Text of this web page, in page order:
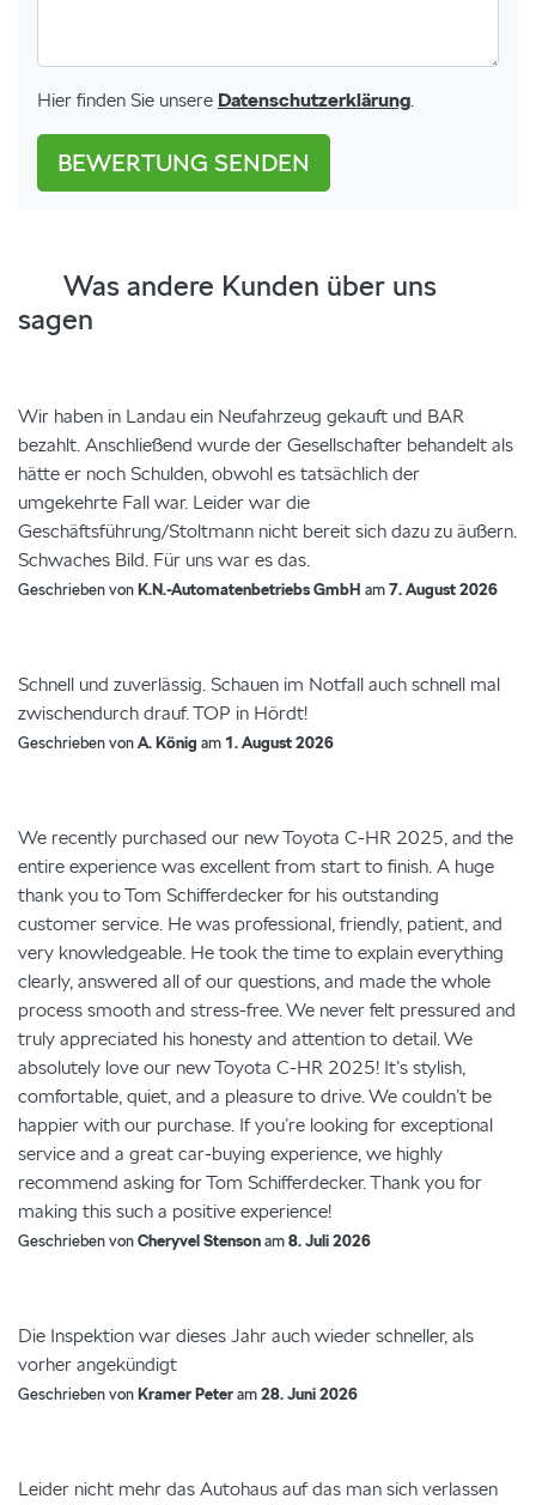
Hier finden Sie unsere Datenschutzerklärung.
BEWERTUNG SENDEN
Was andere Kunden über uns
sagen
Wir haben in Landau ein Neufahrzeug gekauft und BAR
bezahlt. Anschließend wurde der Gesellschafter behandelt als
hätte er noch Schulden, obwohl es tatsächlich der
umgekehrte Fall war. Leider war die
Geschäftsführung/Stoltmann nicht bereit sich dazu zu äußern.
Schwaches Bild. Für uns war es das.
Geschrieben vonK.N.-Automatenbetriebs GmbH am7. August 2026
Schnell und zuverlässig. Schauen im Notfall auch schnell mal
zwischendurch drauf. TOP in Hördt!
Geschrieben vonA. König am 1. August 2026
We recently purchased our new Toyota C-HR 2025, and the
entire experience was excellent from start to finish. A huge
thank you to Tom Schifferdecker for his outstanding
customer service. He was professional, friendly, patient, and
very knowledgeable. He took the time to explain everything
clearly, answered all of our questions, and made the whole
process smooth and stress-free. We never felt pressured and
truly appreciated his honesty and attention to detail. We
absolutely love our new Toyota C-HR 2025! It’s stylish,
comfortable, quiet, and a pleasure to drive. We couldn’t be
happier with our purchase. If you’re looking for exceptional
service and a great car-buying experience, we highly
recommend asking for Tom Schifferdecker. Thank you for
making this such a positive experience!
Geschrieben vonCheryvel Stensonam8. Juli 2026
Die Inspektion war dieses Jahr auch wieder schneller, als
vorher angekündigt
Geschrieben vonKramer Peteram28. Juni 2026
Leider nicht mehr das Autohaus auf das man sich verlassen